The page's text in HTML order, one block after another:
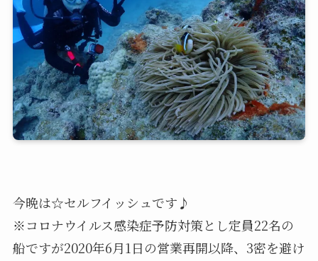
今晩は☆セルフイッシュです♪
※コロナウイルス感染症予防対策とし定員22名の
船ですが2020年6月1日の営業再開以降、3密を避け